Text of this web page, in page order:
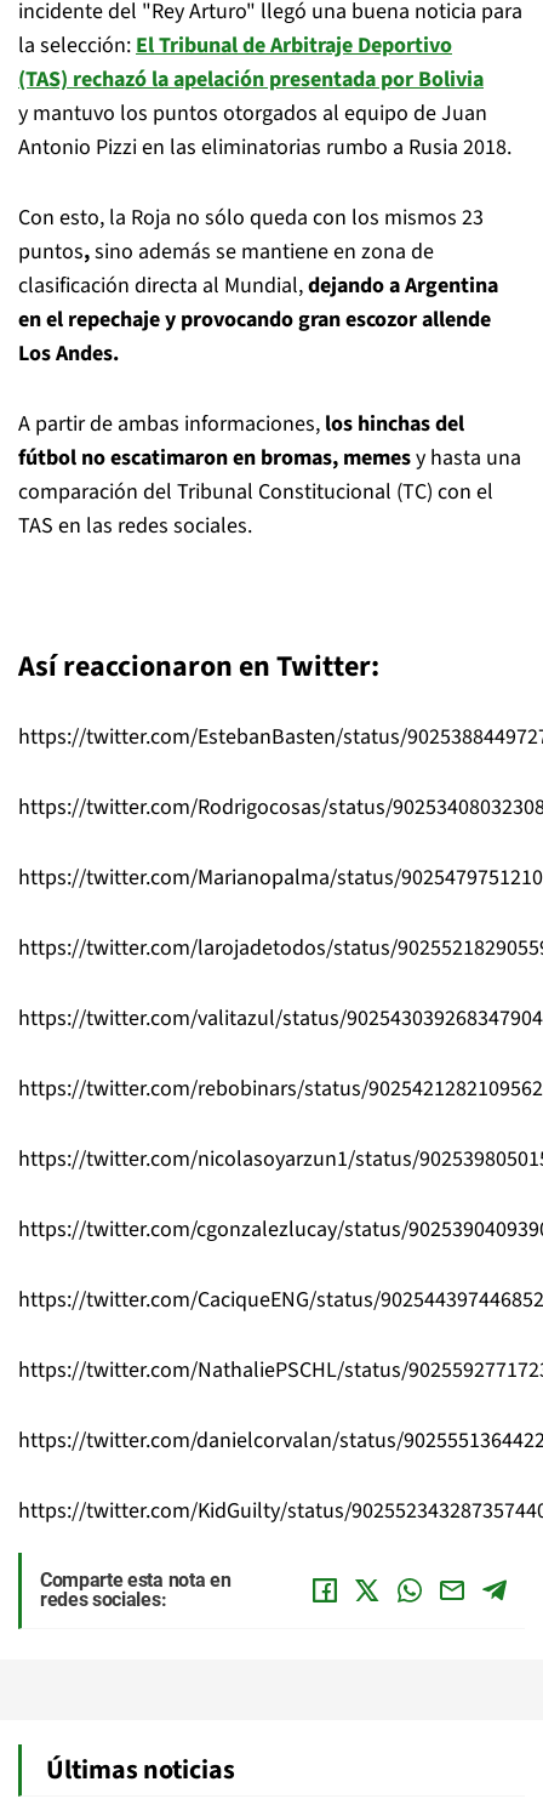
incidente del "Rey Arturo" llegó una buena noticia para
la selección:El Tribunal de Arbitraje Deportivo
(TAS)rechazó la apelación presentada por Bolivia
y mantuvo los puntos otorgados al equipo de Juan
Antonio Pizzi en las eliminatorias rumbo a Rusia 2018.
Con esto, la Roja no sólo queda con los mismos 23
puntos,sino además se mantiene en zona de
clasificación directa al Mundial,dejando a Argentina
en el repechaje y provocando gran escozor allende
Los Andes.
A partir de ambas informaciones, los hinchas del
fútbol no escatimaron en bromas, memesy hasta una
comparación del Tribunal Constitucional (TC) con el
TAS en las redes sociales.
Así reaccionaron en Twitter:
https://twitter.com/EstebanBasten/status/
https://twitter.com/Rodrigocosas/status/
https://twitter.com/Marianopalma/status/
https://twitter.com/larojadetodos/status/
https://twitter.com/valitazul/status/902543039268347904
https://twitter.com/rebobinars/status/
https://twitter.com/nicolasoyarzun1/status/
https://twitter.com/cgonzalezlucay/status/
https://twitter.com/CaciqueENG/status/
https://twitter.com/NathaliePSCHL/status/
https://twitter.com/danielcorvalan/status/
https://twitter.com/KidGuilty/status/
Comparte esta nota en
redes sociales:
Últimas noticias